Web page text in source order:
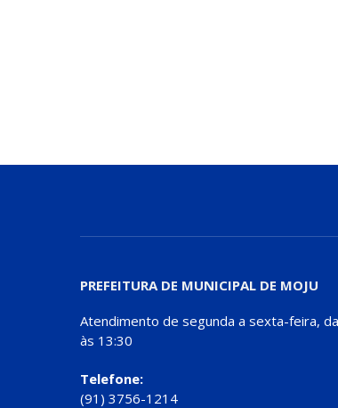
PREFEITURA DE MUNICIPAL DE MOJU
Atendimento de segunda a sexta-feira,
às 13:30
Telefone:
(91) 3756-1214